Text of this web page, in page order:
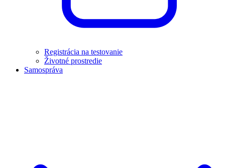
Registrácia na testovanie
Životné prostredie
Samospráva